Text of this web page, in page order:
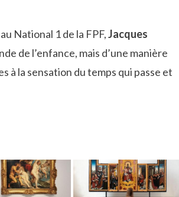
National 1 de la FPF,Jacques
de l’enfance, mais d’une manière
à la sensation du temps qui passe et